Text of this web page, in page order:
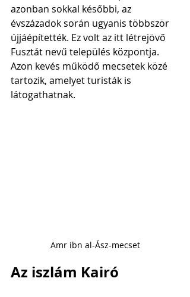
azonban sokkal későbbi, az
évszázadok során ugyanis többször
újjáépítették. Ez volt az itt létrejövő
Fusztát nevű település központja.
Azon kevés működő mecsetek közé
tartozik, amelyet turisták is
látogathatnak.
Amr ibn al-Ász-mecset
Az iszlám Kairó